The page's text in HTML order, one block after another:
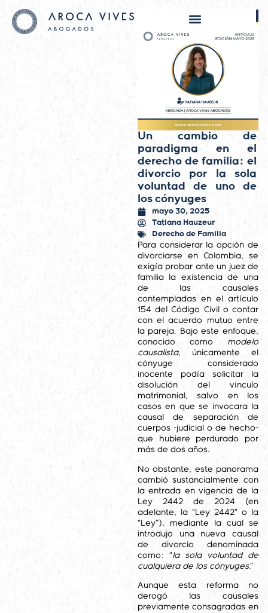
Un cambio de
paradigma en el
derecho de familia: el
divorcio por la sola
voluntad de uno de
los cónyuges
mayo 30, 2025
Tatiana Hauzeur
Derecho de Familia
Para considerar la opción de
divorciarse en Colombia, se
exigía probar ante un juez de
familia la existencia de una
de las causales
contempladas en el artículo
154 del Código Civil o contar
con el acuerdo mutuo entre
la pareja. Bajo este enfoque,
conocido como modelo
causalista, únicamente el
cónyuge considerado
inocente podía solicitar la
disolución del vínculo
matrimonial, salvo en los
casos en que se invocara la
causal de separación de
cuerpos -judicial o de hecho-
que hubiere perdurado por
más de dos años.
No obstante, este panorama
cambió sustancialmente con
la entrada en vigencia de la
Ley 2442 de 2024 (en
adelante, la “Ley 2442” o la
“Ley”), mediante la cual se
introdujo una nueva causal
de divorcio denominada
como: “la sola voluntad de
cualquiera de los cónyuges.”
Aunque esta reforma no
derogó las causales
previamente consagradas en